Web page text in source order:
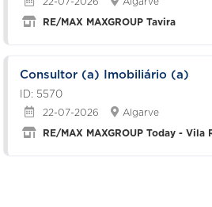
RE/MAX MAXGROUP Tavira
Consultor (a) Imobiliário (a)
ID: 5570
22-07-2026 Algarve
RE/MAX MAXGROUP Today - Vila